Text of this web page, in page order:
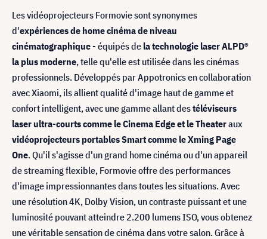
Les vidéoprojecteurs Formovie sont synonymes
d'expériences de home cinéma de niveau
cinématographique- équipés de la technologie laser ALPD®
la plus moderne, telle qu'elle est utilisée dans les cinémas
professionnels. Développés par Appotronics en collaboration
avec Xiaomi, ils allient qualité d'image haut de gamme et
confort intelligent, avec une gamme allant destéléviseurs
laser ultra-courts comme le Cinema Edge et le Theateraux
vidéoprojecteurs portables Smart comme le Xming Page
One. Qu'il s'agisse d'un grand home cinéma ou d'un appareil
de streaming flexible, Formovie offre des performances
d'image impressionnantes dans toutes les situations. Avec
une résolution 4K, Dolby Vision, un contraste puissant et une
luminosité pouvant atteindre 2.200 lumens ISO, vous obtenez
une véritable sensation de cinéma dans votre salon. Grâce à